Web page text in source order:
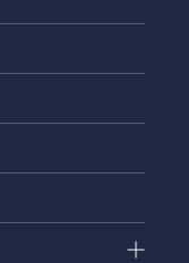
en licht,
lichter werk
kunt u